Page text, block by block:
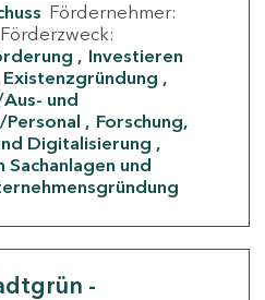
Fördernehmer:
Förderzweck:
Investieren
Existenzgründung
und
Forschung,
Digitalisierung
und
-